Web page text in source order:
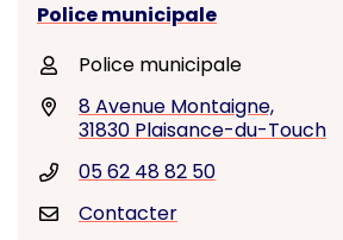
Police municipale
Police municipale
8 Avenue Montaigne,
31830 Plaisance-du-Touch
05 62 48 82 50
Contacter